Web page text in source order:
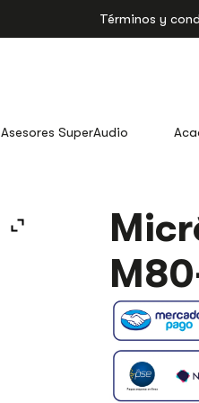
Términos y
Asesores SuperAudio
MICRÓFONO
M80-
HL
PRO
CANTIDAD